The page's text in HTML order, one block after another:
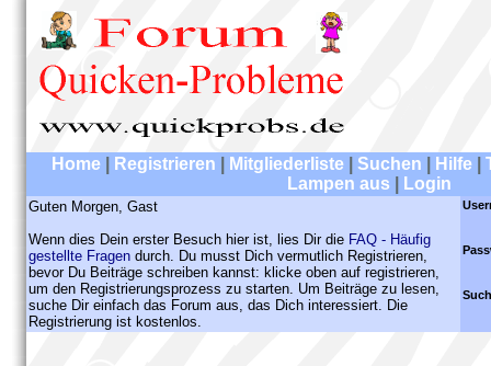
Home Registrieren Mitgliederliste Suchen Hilfe
Lampen aus
Login
Guten Morgen, Gast
Wenn dies Dein erster Besuch hier ist, lies Dir die FAQ - Häufig
gestellte Fragen durch. Du musst Dich vermutlich Registrieren,
bevor Du Beiträge schreiben kannst: klicke oben auf registrieren,
um den Registrierungsprozess zu starten. Um Beiträge zu lesen,
suche Dir einfach das Forum aus, das Dich interessiert. Die
Registrierung ist kostenlos.